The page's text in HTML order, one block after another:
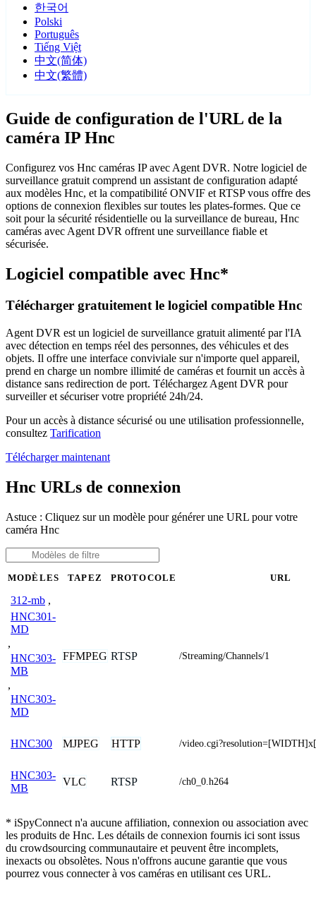
한국어
Polski
Português
Tiếng Việt
中文(简体)
中文(繁體)
Guide de configuration de l'URL de la
caméra IP Hnc
Configurez vos Hnc caméras IP avec Agent DVR. Notre logiciel de
surveillance gratuit comprend un assistant de configuration adapté
aux modèles Hnc, et la compatibilité ONVIF et RTSP vous offre des
options de connexion flexibles sur toutes les plates-formes. Que ce
soit pour la sécurité résidentielle ou la surveillance de bureau, Hnc
caméras avec Agent DVR offrent une surveillance fiable et
sécurisée.
Logiciel compatible avec Hnc*
Télécharger gratuitement le logiciel compatible Hnc
Agent DVR est un logiciel de surveillance gratuit alimenté par l'IA
avec détection en temps réel des personnes, des véhicules et des
objets. Il offre une interface conviviale sur n'importe quel appareil,
prend en charge un nombre illimité de caméras et fournit un accès à
distance sans redirection de port. Téléchargez Agent DVR pour
surveiller et sécuriser votre propriété 24h/24.
Pour un accès à distance sécurisé ou une utilisation professionnelle,
consultez Tarification
Télécharger maintenant
Hnc URLs de connexion
Astuce : Cliquez sur un modèle pour générer une URL pour votre
caméra Hnc
MODÈLES TAPEZ PROTOCOLE URL
312-mb ,
HNC301-
MD
,
HNC303-
MB
,
HNC303-
MD
FFMPEG RTSP /Streaming/Channels/1
HNC300 MJPEG HTTP /
HNC303-
MB
VLC RTSP /ch0_0.h264
* iSpyConnect n'a aucune affiliation, connexion ou association avec
les produits de Hnc. Les détails de connexion fournis ici sont issus
du crowdsourcing communautaire et peuvent être incomplets,
inexacts ou obsolètes. Nous n'offrons aucune garantie que vous
pourrez vous connecter à vos caméras en utilisant ces URL.